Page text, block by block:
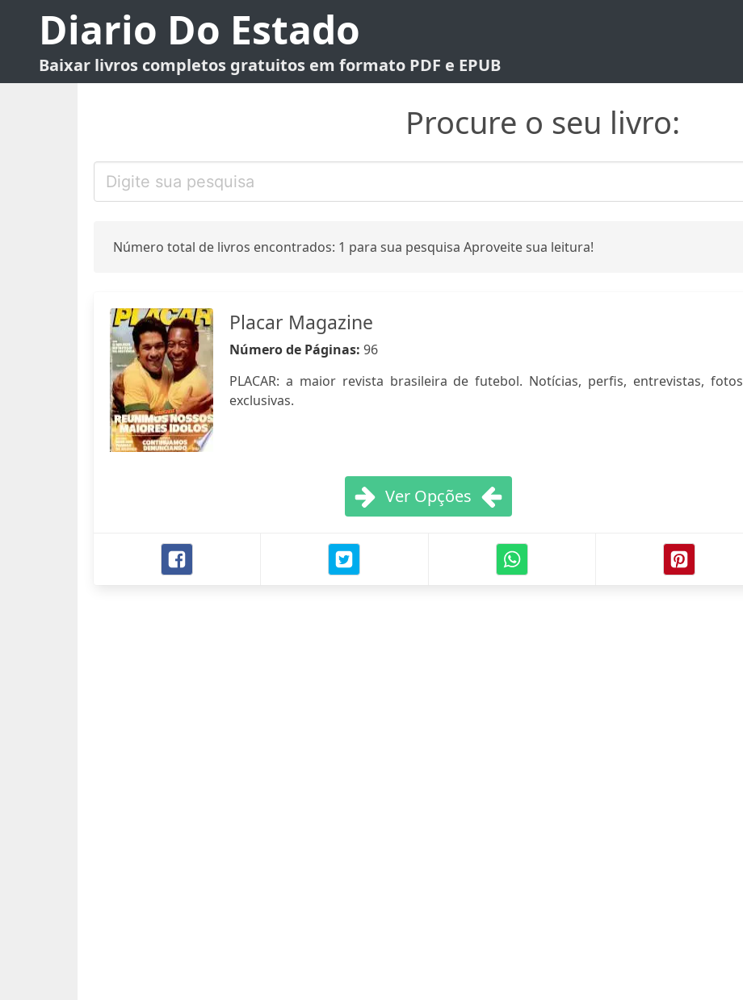
Diario Do Estado
Baixar livros completos gratuitos em formato PDF e EPUB
Procure o seu livro:
Número total de livros encontrados: 1 para sua pesquisa Aproveite sua leitura!
Placar Magazine
Número de Páginas: 96
PLACAR: a maior revista brasileira de futebol. Notícias, perfis, entrevistas, fotos
exclusivas.
Ver Opções